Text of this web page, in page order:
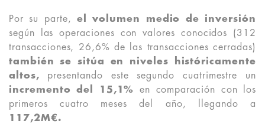
Por su parte,el volumen medio de inversión
según las operaciones con valores conocidos (312
transacciones, 26,6% de las transacciones cerradas)
también se sitúa en niveles históricamente
altos, presentando este segundo cuatrimestre un
incremento del 15,1% en comparación con los
primeros cuatro meses del año, llegando a
117,2M€.